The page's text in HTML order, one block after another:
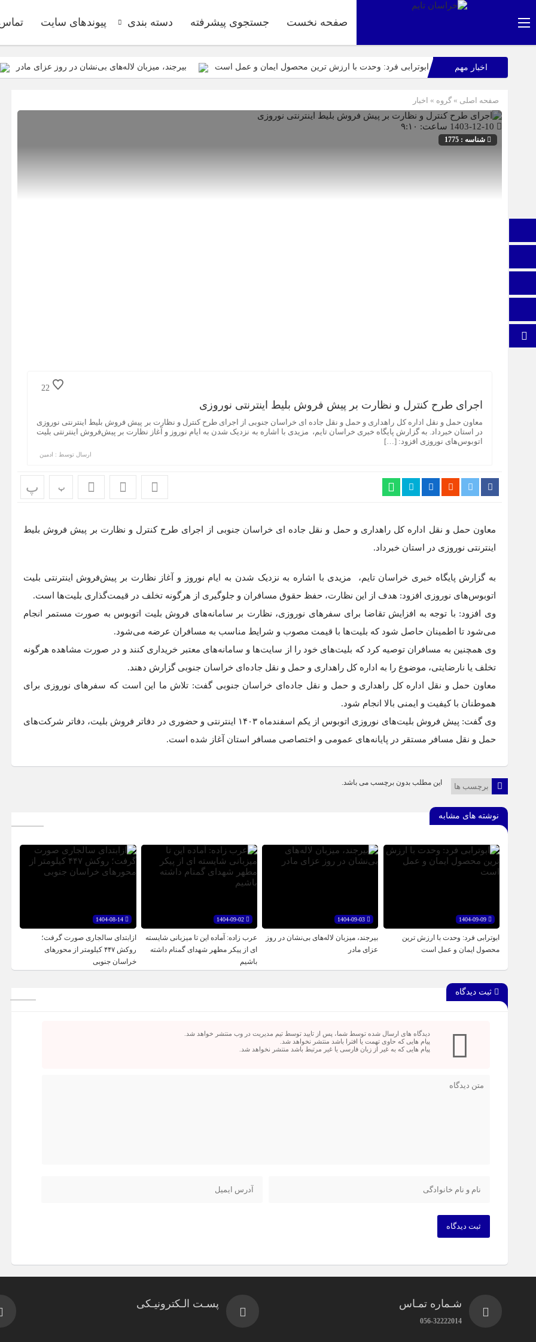
صفحه نخست جستجوی پیشرفته دسته بندی پیوندهای سایت تماس
اخبار مهم ابوترابی فرد: وحدت با ارزش ترین محصول ایمان و عمل است بیرجند، میزبان لاله‌های بی‌نشان در روز عزای مادر
راهپیمایی باشکوه ۱۳ آبان در بیرجند؛ «متحد و استوار مقابل استکبار» + تصاویر
اپلیکیشن «جعبه شادی کودکان»، محصول جدید سازمان فضای مجازی سراج مرکز خراسان جنوبی، با هدف ارائه محتوای
صفحه اصلی » گروه » اخبار
شناسه : 1775
22
اجرای طرح کنترل و نظارت بر پیش فروش بلیط اینترنتی نوروزی
معاون حمل و نقل اداره کل راهداری و حمل و نقل جاده ای خراسان جنوبی از اجرای طرح کنترل و نظارت بر پیش فروش بلیط اینترنتی نوروزی
در استان خبرداد. به گزارش پایگاه خبری خراسان تایم، مزیدی با اشاره به نزدیک شدن به ایام نوروز و آغاز نظارت بر پیش‌فروش اینترنتی بلیت
اتوبوس‌های نوروزی افزود: […]
ارسال توسط : ادمین
پ پ
معاون حمل و نقل اداره کل راهداری و حمل و نقل جاده ای خراسان جنوبی از اجرای طرح کنترل و نظارت بر پیش فروش بلیط
اینترنتی نوروزی در استان خبرداد.
به گزارش پایگاه خبری خراسان تایم، مزیدی با اشاره به نزدیک شدن به ایام نوروز و آغاز نظارت بر پیش‌فروش اینترنتی بلیت
اتوبوس‌های نوروزی افزود: هدف از این نظارت، حفظ حقوق مسافران و جلوگیری از هرگونه تخلف در قیمت‌گذاری بلیت‌ها است.
وی افزود: با توجه به افزایش تقاضا برای سفر‌های نوروزی، نظارت بر سامانه‌های فروش بلیت اتوبوس به صورت مستمر انجام
می‌شود تا اطمینان حاصل شود که بلیت‌ها با قیمت مصوب و شرایط مناسب به مسافران عرضه می‌شود.
وی همچنین به مسافران توصیه کرد که بلیت‌های خود را از سایت‌ها و سامانه‌های معتبر خریداری کنند و در صورت مشاهده هرگونه
تخلف یا نارضایتی، موضوع را به اداره کل راهداری و حمل و نقل جاده‌ای خراسان جنوبی گزارش دهند.
معاون حمل و نقل اداره کل راهداری و حمل و نقل جاده‌ای خراسان جنوبی گفت: تلاش ما این است که سفر‌های نوروزی برای
هموطنان با کیفیت و ایمنی بالا انجام شود.
وی گفت: پیش فروش بلیت‌های نوروزی اتوبوس از یکم اسفندماه ۱۴۰۳ اینترنتی و حضوری در دفاتر فروش بلیت، دفاتر شرکت‌های
حمل و نقل مسافر مستقر در پایانه‌های عمومی و اختصاصی مسافر استان آغاز شده است.
برچسب ها این مطلب بدون برچسب می باشد.
نوشته های مشابه
1404-09-09
ابوترابی فرد: وحدت با ارزش ترین
محصول ایمان و عمل است
بیرجند، میزبان لاله‌های بی‌نشان در روز
عزای مادر
1404-09-02
عرب زاده: آماده این تا میزبانی شایسته
ای از پیکر مطهر شهدای گمنام داشته
باشیم
1404-08-14
ازابتدای سالجاری صورت گرفت؛
روکش ۴۴۷ کیلومتر از محورهای
خراسان جنوبی
ثبت دیدگاه
دیدگاه های ارسال شده توسط شما، پس از تایید توسط تیم مدیریت در وب منتشر خواهد شد.
پیام هایی که حاوی تهمت یا افترا باشد منتشر نخواهد شد.
پیام هایی که به غیر از زبان فارسی یا غیر مرتبط باشد منتشر نخواهد شد.
ثبت دیدگاه
شـماره تمـاس
056-32222014
پسـت الـکترونیـکی